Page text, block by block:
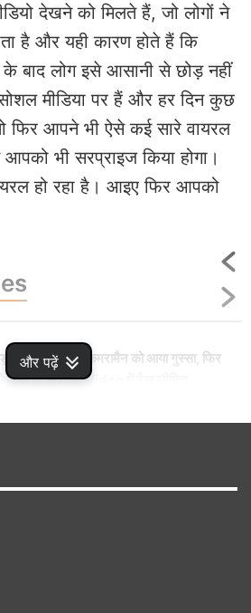
और पढ़ें
देखने को मिलते हैं, जो लोगों ने
है और यही कारण होते हैं कि
बाद लोग इसे आसानी से छोड़ नहीं
मीडिया पर हैं और हर दिन कुछ
फिर आपने भी ऐसे कई सारे वायरल
भी सरप्राइज किया होगा।
हो रहा है। आइए फिर आपको
की हरकत पर कैमरामैन को आया गुस्सा, फिर
जो किया वो आप खुद Video में देख लीजिए